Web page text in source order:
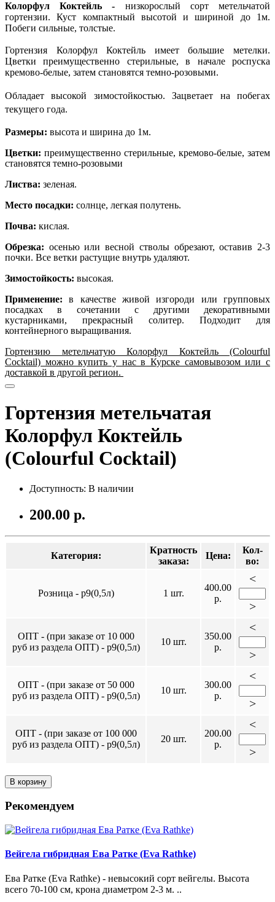
Колорфул Коктейль - низкорослый сорт метельчатой
гортензии. Куст компактный высотой и шириной до 1м.
Побеги сильные, толстые.
Гортензия Колорфул Коктейль имеет большие метелки.
Цветки преимущественно стерильные, в начале роспуска
кремово-белые, затем становятся темно-розовыми.
Обладает высокой зимостойкостью. Зацветает на побегах
текущего года.
Размеры: высота и ширина до 1м.
Цветки: преимущественно стерильные, кремово-белые, затем
становятся темно-розовыми
Листва: зеленая.
Место посадки: солнце, легкая полутень.
Почва: кислая.
Обрезка: осенью или весной стволы обрезают, оставив 2-3
почки. Все ветки растущие внутрь удаляют.
Зимостойкость: высокая.
Применение:в качестве живой изгороди или групповых
посадках в сочетании с другими декоративными
кустарниками, прекрасный солитер. Подходит для
контейнерного выращивания.
Гортензию метельчатую Колорфул Коктейль (Colourful
Cocktail) можно купить у нас в Курске самовывозом или с
доставкой в другой регион.
Гортензия метельчатая
Колорфул Коктейль
(Colourful Cocktail)
Доступность: В наличии
200.00 р.
Категория:
Кратность
заказа:
Цена:
Кол-
во:
Розница - р9(0,5л) 1 шт.
400.00
р.
<
>
ОПТ - (при заказе от 10 000
руб из раздела ОПТ) - р9(0,5л)
10 шт.
350.00
р.
<
>
ОПТ - (при заказе от 50 000
руб из раздела ОПТ) - р9(0,5л)
10 шт.
300.00
р.
<
>
ОПТ - (при заказе от 100 000
руб из раздела ОПТ) - р9(0,5л)
20 шт.
200.00
р.
<
>
В корзину
Рекомендуем
Вейгела гибридная Ева Ратке (Eva Rathke)
Ева Ратке (Eva Rathke) - невысокий сорт вейгелы. Высота
всего 70-100 см, крона диаметром 2-3 м. ..